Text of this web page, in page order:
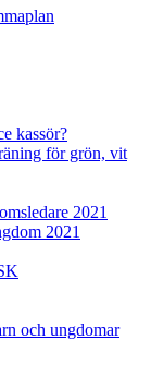
kassör?
för grön, vit
2021
2021
och ungdomar